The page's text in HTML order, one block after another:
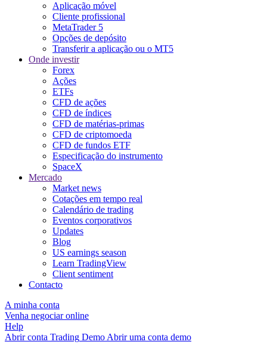
Aplicação móvel
Cliente profissional
MetaTrader 5
Opções de depósito
Transferir a aplicação ou o MT5
Onde investir
Forex
Ações
ETFs
CFD de ações
CFD de índices
CFD de matérias-primas
CFD de criptomoeda
CFD de fundos ETF
Especificação do instrumento
SpaceX
Mercado
Market news
Cotações em tempo real
Calendário de trading
Eventos corporativos
Updates
Blog
US earnings season
Learn TradingView
Client sentiment
Contacto
A minha conta
Venha negociar online
Help
Abrir conta Trading Demo Abrir uma conta demo